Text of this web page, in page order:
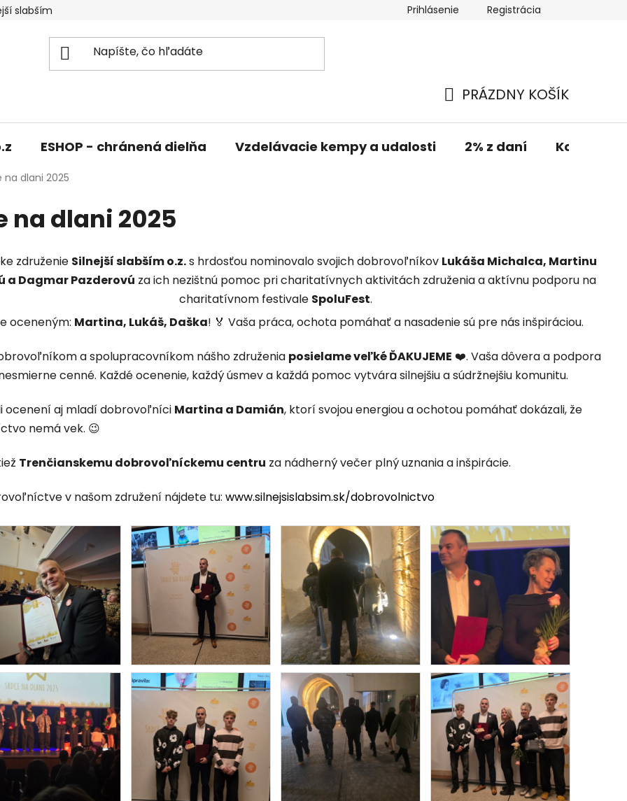
slabším Prihlásenie Registrácia
KOŠÍK
PRÁZDNY KOŠÍK
ESHOP - chránená dielňa Vzdelávacie kempy a udalosti 2% z daní Kontakt
na dlani 2025
na dlani 2025
združenie Silnejší slabším o.z.s hrdosťou nominovalo svojich dobrovoľníkov Lukáša Michalca, Martinu
a Dagmar Pazderovú za ich nezištnú pomoc pri charitatívnych aktivitách združenia a aktívnu podporu na
charitatívnom festivale SpoluFest.
oceneným: Martina, Lukáš, Daška! 🏅 Vaša práca, ochota pomáhať a nasadenie sú pre nás inšpiráciou.
a spolupracovníkom nášho združenia posielame veľké ĎAKUJEME ❤️. Vaša dôvera a podpora
cenné. Každé ocenenie, každý úsmev a každá pomoc vytvára silnejšiu a súdržnejšiu komunitu.
ocenení aj mladí dobrovoľníci Martina a Damián, ktorí svojou energiou a ochotou pomáhať dokázali, že
nemá vek. 😉
Trenčianskemu dobrovoľníckemu centru za nádherný večer plný uznania a inšpirácie.
v našom združení nájdete tu: www.silnejsislabsim.sk/dobrovolnictvo